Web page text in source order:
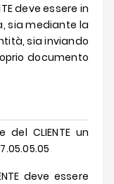
deve essere in
sia mediante la
sia inviando
documento
del CLIENTE un
deve essere